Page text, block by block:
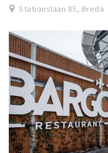
Stationslaan 85, Breda